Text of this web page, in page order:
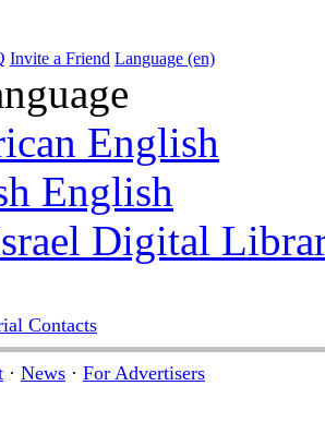
Invite a Friend Language (en)
English
English
Digital
Contacts
· News · For Advertisers